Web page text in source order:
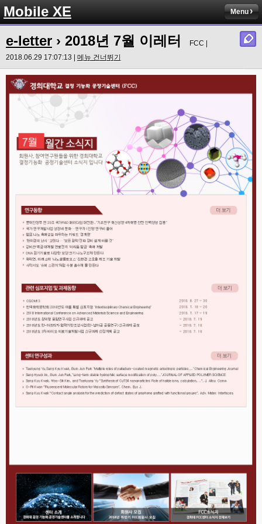
Mobile XE Menu
e-letter› 2018년 7월 이레터
FCC |
2018.06.29 17:07:13 | 메뉴 건너뛰기